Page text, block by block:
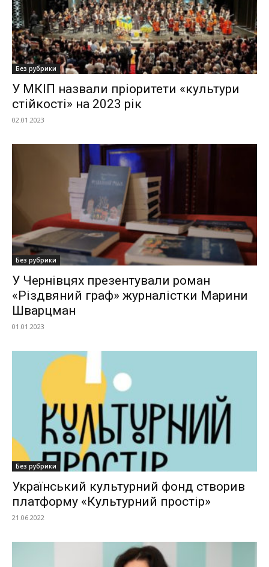
Без рубрики
У МКІП назвали пріоритети «культури
стійкості» на 2023 рік
02.01.2023
Без рубрики
У Чернівцях презентували роман
«Різдвяний граф» журналістки Марини
Шварцман
01.01.2023
Без рубрики
Український культурний фонд створив
платформу «Культурний простір»
21.06.2022